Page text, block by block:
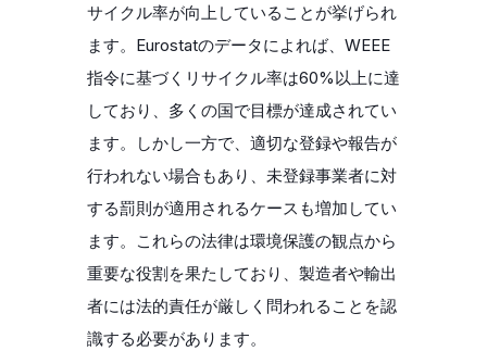
サイクル率が向上していることが挙げられ
ます。Eurostatのデータによれば、WEEE
指令に基づくリサイクル率は60%以上に達
しており、多くの国で目標が達成されてい
ます。しかし一方で、適切な登録や報告が
行われない場合もあり、未登録事業者に対
する罰則が適用されるケースも増加してい
ます。これらの法律は環境保護の観点から
重要な役割を果たしており、製造者や輸出
者には法的責任が厳しく問われることを認
識する必要があります。